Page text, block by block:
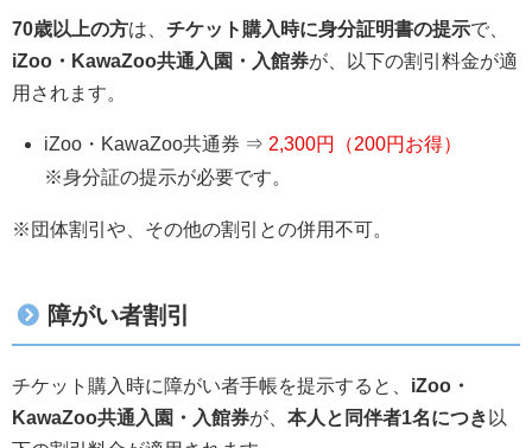
70歳以上の方は、 チケット購入時に身分証明書の提示で、
iZoo・KawaZoo共通入園・入館券が、以下の割引料金が適
用されます。
iZoo・KawaZoo共通券 ⇒ 2,300円（200円お得）
※身分証の提示が必要です。
※団体割引や、その他の割引との併用不可。
障がい者割引
チケット購入時に障がい者手帳を提示すると、 iZoo・
KawaZoo共通入園・入館券が、 本人と同伴者1名につき 以